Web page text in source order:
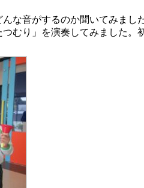
な音がするのか聞いてみま
むり」を演奏してみました。